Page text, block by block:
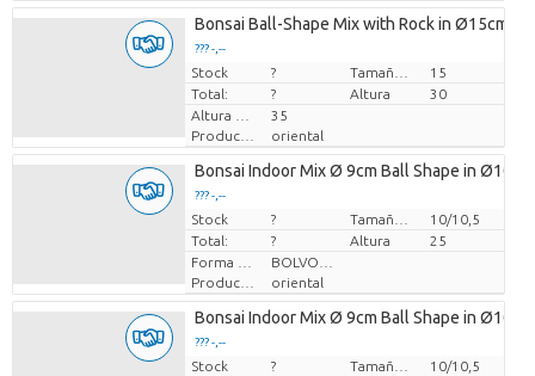
Bonsai Ball-Shape Mix with Rock in Ø15cm
??? -,--
Precio por pieza
Stock ?
15
Total:
? Altura
30
35
Productor
oriental
Bonsai Indoor Mix Ø 9cm Ball Shape in
??? -,--
Precio por pieza
Stock ?
10/10,5
Total:
? Altura
25
Productor
oriental
Bonsai Indoor Mix Ø 9cm Ball Shape in
??? -,--
Precio por pieza
Stock ?
10/10,5